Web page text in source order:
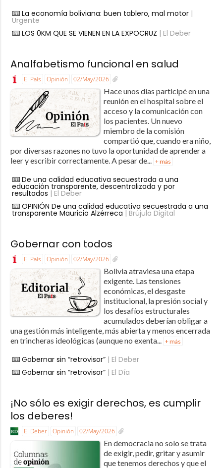
La economía boliviana: buen tablero, mal motor|
Urgente
LOS 0KM QUE SE VIENEN EN LA EXPOCRUZ | El Deber
Analfabetismo funcional en salud
El País Opinión 02/May/2026
Hace unos días participé en una
reunión en el hospital sobre el
acceso y la comunicación con
los pacientes. Un nuevo
miembro de la comisión
compartió que, cuando era niño,
por diversas razones no tuvo la oportunidad de aprender a
leer y escribir correctamente. A pesar de... + más
De una calidad educativa secuestrada a una
educación transparente, descentralizada y por
resultados | El Deber
OPINIÓN De una calidad educativa secuestrada a una
transparente Mauricio Alzérreca | Brújula Digital
Gobernar con todos
El País Opinión 02/May/2026
Bolivia atraviesa una etapa
exigente. Las tensiones
económicas, el desgaste
institucional, la presión social y
los desafíos estructurales
acumulados deberían obligar a
una gestión más inteligente, más abierta y menos encerrada
en trincheras ideológicas (aunque no exenta... + más
Gobernar sin “retrovisor”| El Deber
Gobernar sin “retrovisor”| El Día
¡No sólo es exigir derechos, es cumplir
los deberes!
El Deber Opinión 02/May/2026
En democracia no solo se trata
de exigir, pedir, gritar y asumir
que tenemos derechos y que el